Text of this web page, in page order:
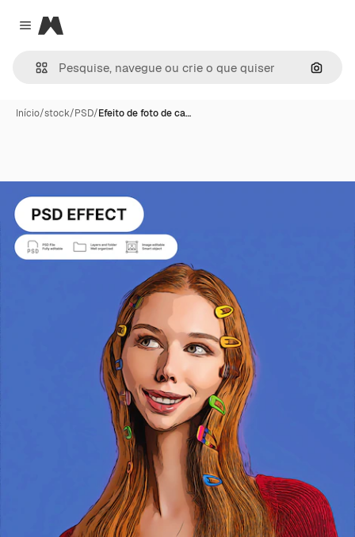
Close menu
Magnific
Início/stock/PSD/Efeito de foto de ca…